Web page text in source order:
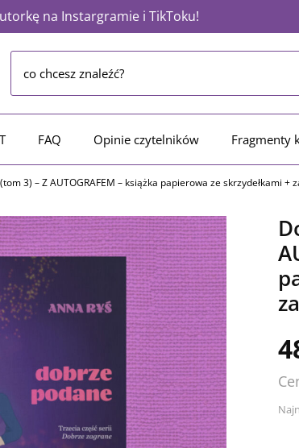
na Instargramie i TikToku!
FAQ Opinie czytelników Fragmenty
3) – Z AUTOGRAFEM – książka papierowa ze skrzydełkami +